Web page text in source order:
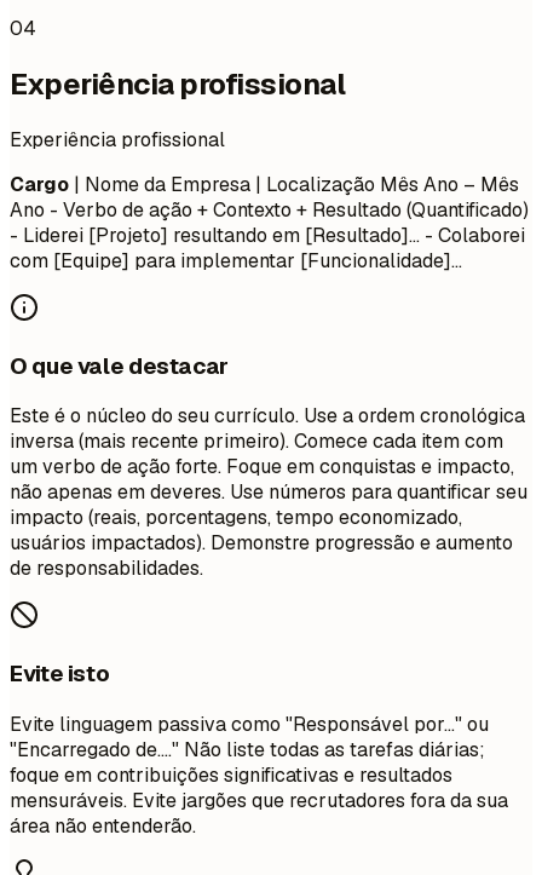
04
Experiência profissional
Experiência profissional
Cargo | Nome da Empresa | Localização Mês Ano – Mês
Ano - Verbo de ação + Contexto + Resultado (Quantificado)
- Liderei [Projeto] resultando em [Resultado]... - Colaborei
com [Equipe] para implementar [Funcionalidade]...
O que vale destacar
Este é o núcleo do seu currículo. Use a ordem cronológica
inversa (mais recente primeiro). Comece cada item com
um verbo de ação forte. Foque em conquistas e impacto,
não apenas em deveres. Use números para quantificar seu
impacto (reais, porcentagens, tempo economizado,
usuários impactados). Demonstre progressão e aumento
de responsabilidades.
Evite isto
Evite linguagem passiva como "Responsável por..." ou
"Encarregado de...." Não liste todas as tarefas diárias;
foque em contribuições significativas e resultados
mensuráveis. Evite jargões que recrutadores fora da sua
área não entenderão.